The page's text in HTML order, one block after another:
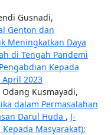
Gusnadi,
Genton dan
Meningkatkan Daya
di Tengah Pandemi
Kepada
April 2023
Kusmayadi,
dalam Permasalahan
Darul Huda , J-
Kepada Masyarakat):